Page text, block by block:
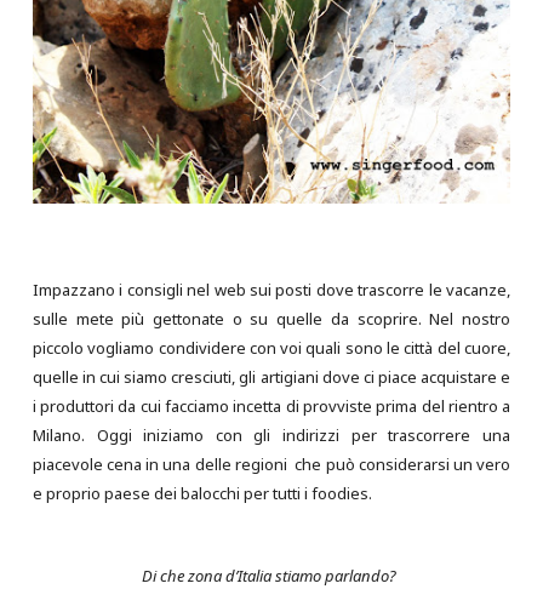
Impazzano i consigli nel web sui posti dove trascorre le vacanze,
sulle mete più gettonate o su quelle da scoprire. Nel nostro
piccolo vogliamo condividere con voi quali sono le città del cuore,
quelle in cui siamo cresciuti, gli artigiani dove ci piace acquistare e
i produttori da cui facciamo incetta di provviste prima del rientro a
Milano. Oggi iniziamo con gli indirizzi per trascorrere una
piacevole cena in una delle regioni che può considerarsi un vero
e proprio paese dei balocchi per tutti i foodies.
Di che zona d’Italia stiamo parlando?